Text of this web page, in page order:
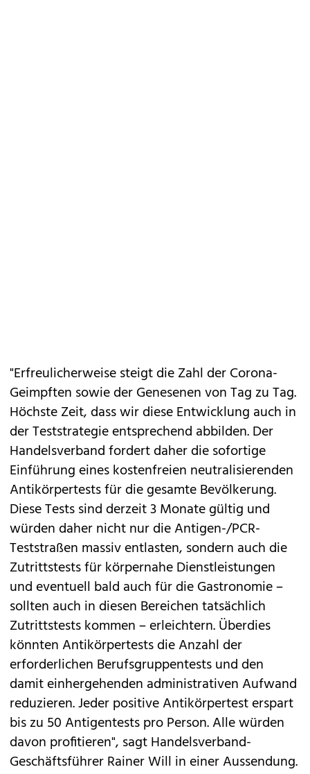
"Erfreulicherweise steigt die Zahl der Corona-
Geimpften sowie der Genesenen von Tag zu Tag.
Höchste Zeit, dass wir diese Entwicklung auch in
der Teststrategie entsprechend abbilden. Der
Handelsverband fordert daher die sofortige
Einführung eines kostenfreien neutralisierenden
Antikörpertests für die gesamte Bevölkerung.
Diese Tests sind derzeit 3 Monate gültig und
würden daher nicht nur die Antigen-/PCR-
Teststraßen massiv entlasten, sondern auch die
Zutrittstests für körpernahe Dienstleistungen
und eventuell bald auch für die Gastronomie –
sollten auch in diesen Bereichen tatsächlich
Zutrittstests kommen – erleichtern. Überdies
könnten Antikörpertests die Anzahl der
erforderlichen Berufsgruppentests und den
damit einhergehenden administrativen Aufwand
reduzieren. Jeder positive Antikörpertest erspart
bis zu 50 Antigentests pro Person. Alle würden
davon profitieren", sagt Handelsverband-
Geschäftsführer Rainer Will in einer Aussendung.